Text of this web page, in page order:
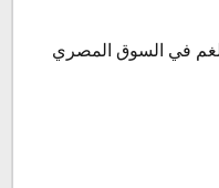
المثيل من دواء لورنوكس 8 ملغم في السوق المصري